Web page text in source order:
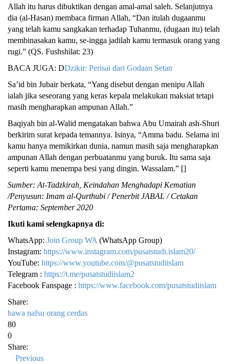
Allah itu harus dibuktikan dengan amal-amal saleh. Selanjutnya
dia (al-Hasan) membaca firman Allah, “Dan itulah dugaanmu
yang telah kamu sangkakan terhadap Tuhanmu, (dugaan itu) telah
membinasakan kamu, se-ingga jadilah kamu termasuk orang yang
rugi.” (QS. Fushshilat: 23)
BACA JUGA: DDzikir: Perisai dari Godaan Setan
Sa’id bin Jubair berkata, “Yang disebut dengan menipu Allah
ialah jika seseorang yang keras kepala melakukan maksiat tetapi
masih mengharapkan ampunan Allah.”
Baqiyah bin al-Walid mengatakan bahwa Abu Umairah ash-Shuri
berkirim surat kepada temannya. Isinya, “Amma badu. Selama ini
kamu hanya memikirkan dunia, namun masih saja mengharapkan
ampunan Allah dengan perbuatanmu yang buruk. Itu sama saja
seperti kamu menempa besi yang dingin. Wassalam.” []
Sumber: At-Tadzkirah, Keindahan Menghadapi Kematian
/Penyusun: Imam al-Qurthubi / Penerbit JABAL / Cetakan
Pertama: September 2020
Ikuti kami selengkapnya di:
WhatsApp: Join Group WA (WhatsApp Group)
Instagram: https://www.instagram.com/pusatstudi.islam20/
YouTube: https://www.youtube.com/@pusatstudiislam
Telegram : https://t.me/pusatstudiislam2
Facebook Fanspage : https://www.facebook.com/pusatstudiislam
Share:
hawa nafsu orang cerdas
80
0
Share:
Previous